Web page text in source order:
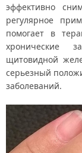
эффективно
регулярное
помогает в
хронические
щитовидной
серьезный
заболеваний.